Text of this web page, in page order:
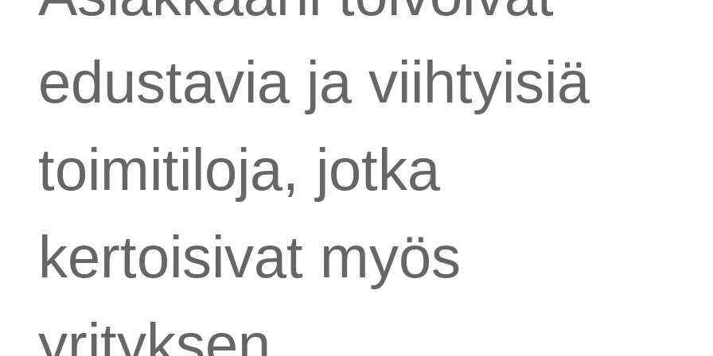
edustavia ja viihtyisiä
toimitiloja, jotka
kertoisivat myös